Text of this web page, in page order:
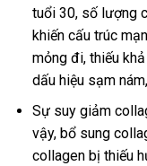
tuổi 30, số lượng
khiến cấu trúc
mỏng đi, thiếu
dấu hiệu sạm
Sự suy giảm
vậy, bổ sung
collagen bị thiếu